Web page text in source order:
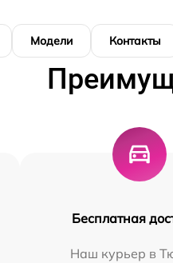
Модели Контакты
Бесплатная
Наш курьер в